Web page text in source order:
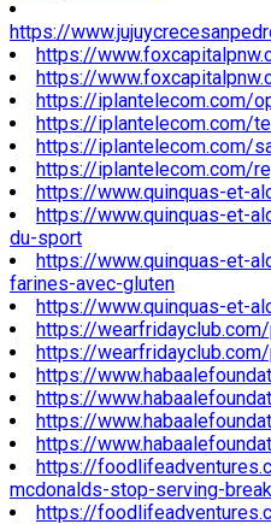
https://
https://
https://
https://iplantelecom.com/
https://iplantelecom.com/
https://iplantelecom.com/
https://iplantelecom.com/
https://www.quinquas-et-
https://www.quinquas-et-
du-sport
https://www.quinquas-et-
farines-avec-gluten
https://www.quinquas-et-
https://
https://
https://
https://
https://
https://
https://
mcdonalds-stop-serving-
https://